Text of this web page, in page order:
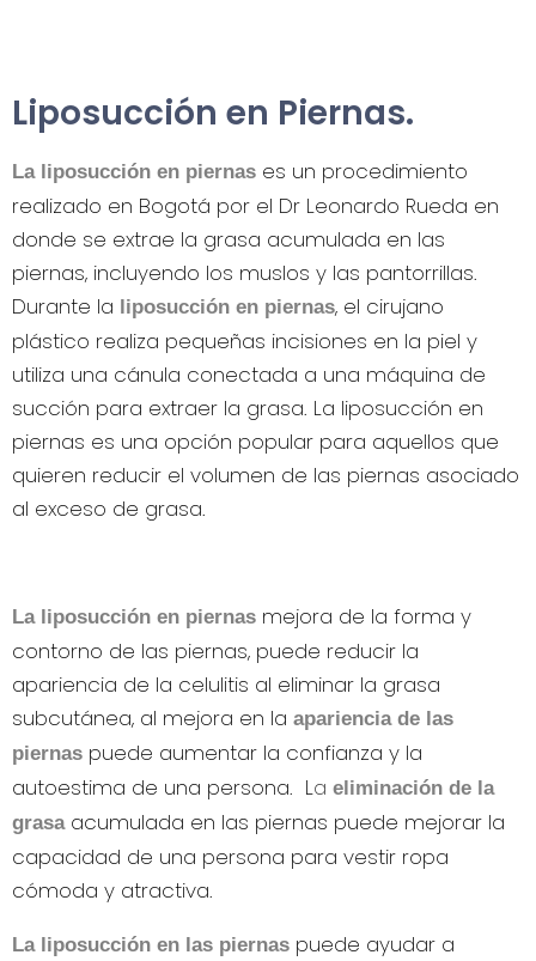
Liposucción en Piernas.
La liposucción en piernas es un procedimiento
realizado en Bogotá por el Dr Leonardo Rueda en
donde se extrae la grasa acumulada en las
piernas, incluyendo los muslos y las pantorrillas.
Durante la
liposucción en piernas, el cirujano
plástico realiza pequeñas incisiones en la piel y
utiliza una cánula conectada a una máquina de
succión para extraer la grasa. La liposucción en
piernas es una opción popular para aquellos que
quieren reducir el volumen de las piernas asociado
al exceso de grasa.
La liposucción en piernas mejora de la forma y
contorno de las piernas, puede reducir la
apariencia de la celulitis al eliminar la grasa
subcutánea, al mejora en la apariencia de las
piernas puede aumentar la confianza y la
autoestima de una persona. La eliminación de la
grasaacumulada en las piernas puede mejorar la
capacidad de una persona para vestir ropa
cómoda y atractiva.
La liposucción en las piernas puede ayudar a